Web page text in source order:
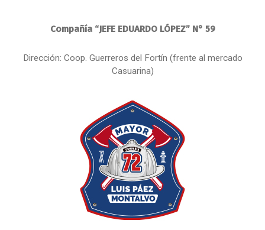
Compañía “JEFE EDUARDO LÓPEZ” N° 59
Dirección: Coop. Guerreros del Fortín (frente al mercado
Casuarina)